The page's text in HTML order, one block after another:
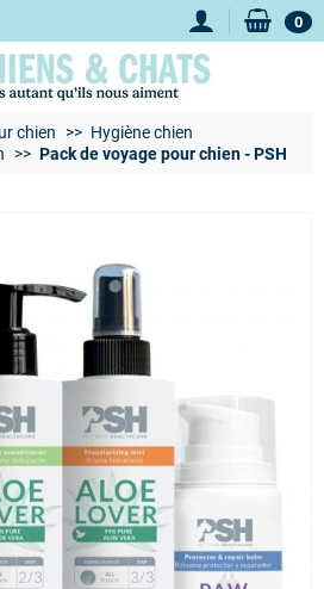
0
chien
Hygiène chien
Pack de voyage pour chien - PSH